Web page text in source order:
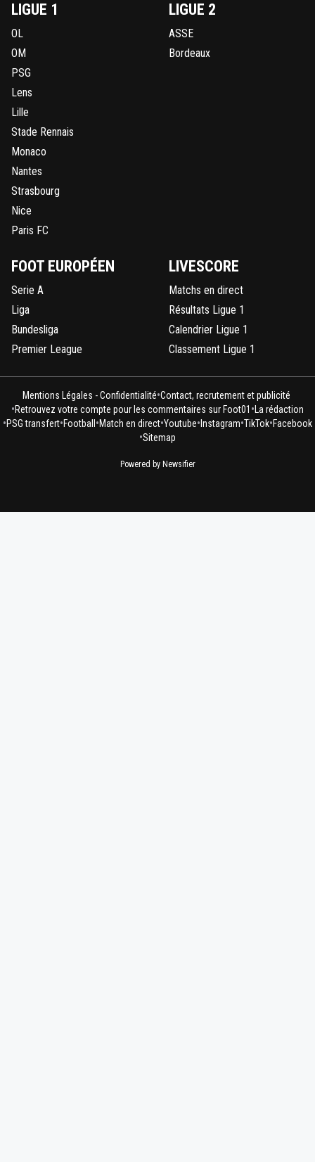
LIGUE 1
OL
OM
PSG
Lens
Lille
Stade Rennais
Monaco
Nantes
Strasbourg
Nice
Paris FC
LIGUE 2
ASSE
Bordeaux
FOOT EUROPÉEN
Serie A
Liga
Bundesliga
Premier League
LIVESCORE
Matchs en direct
Résultats Ligue 1
Calendrier Ligue 1
Classement Ligue 1
Mentions Légales - Confidentialité•Contact, recrutement et publicité
•Retrouvez votre compte pour les commentaires sur Foot01 •La rédaction
•PSG transfert•Football •Match en direct•Youtube• Instagram•TikTok•Facebook
•Sitemap
Powered by Newsifier